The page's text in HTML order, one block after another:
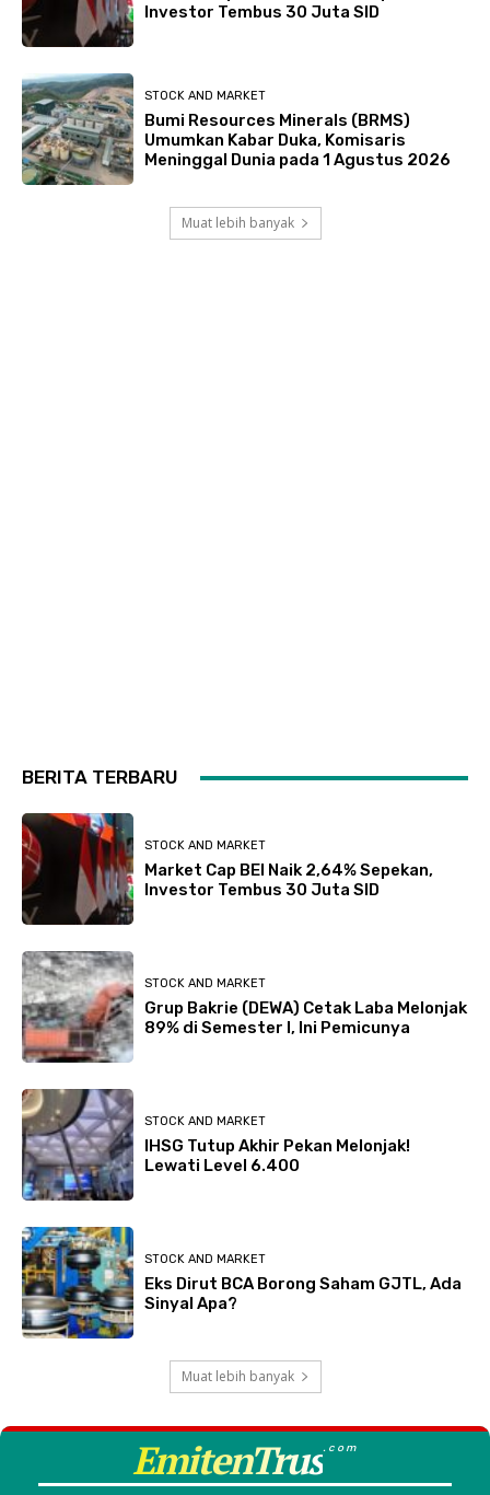
Investor Tembus 30 Juta SID
STOCK AND MARKET
Bumi Resources Minerals (BRMS)
Umumkan Kabar Duka, Komisaris
Meninggal Dunia pada 1 Agustus 2026
Muat lebih banyak
BERITA TERBARU
STOCK AND MARKET
Market Cap BEI Naik 2,64% Sepekan,
Investor Tembus 30 Juta SID
STOCK AND MARKET
Grup Bakrie (DEWA) Cetak Laba Melonjak
89% di Semester I, Ini Pemicunya
STOCK AND MARKET
IHSG Tutup Akhir Pekan Melonjak!
Lewati Level 6.400
STOCK AND MARKET
Eks Dirut BCA Borong Saham GJTL, Ada
Sinyal Apa?
Muat lebih banyak
EmitenTrus.com